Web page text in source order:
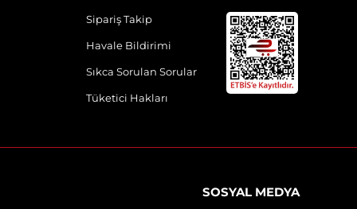
Sipariş Takip
Havale Bildirimi
Sıkca Sorulan Sorular
Tüketici Hakları
SOSYAL MEDYA